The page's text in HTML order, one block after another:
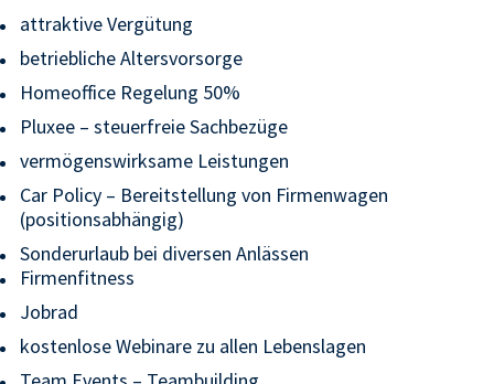
attraktive Vergütung
betriebliche Altersvorsorge
Homeoffice Regelung 50%
Pluxee – steuerfreie Sachbezüge
vermögenswirksame Leistungen
Car Policy – Bereitstellung von Firmenwagen
(positionsabhängig)
Sonderurlaub bei diversen Anlässen
Firmenfitness
Jobrad
kostenlose Webinare zu allen Lebenslagen